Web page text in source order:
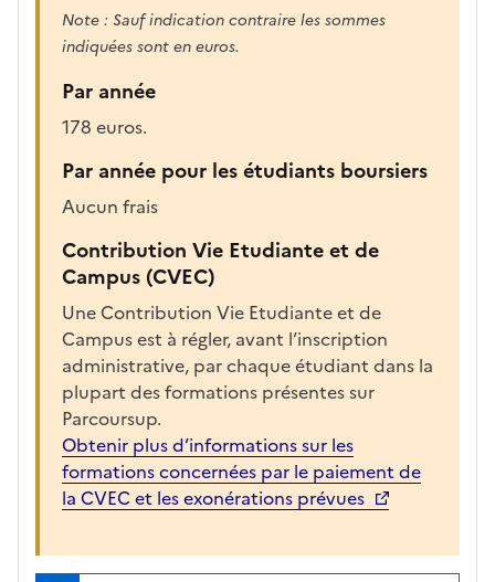
h
p
f
f
i
c
e
r
l
f
Note : Sauf indication contraire les sommes
indiquées sont en euros.
Par année
178 euros.
Par année pour les étudiants boursiers
Aucun frais
Contribution Vie Etudiante et de
Campus (CVEC)
Une Contribution Vie Etudiante et de
Campus est à régler, avant l’inscription
administrative, par chaque étudiant dans la
plupart des formations présentes sur
Parcoursup.
Obtenir plus d’informations sur les
formations concernées par le paiement de
la CVEC et les exonérations prévues